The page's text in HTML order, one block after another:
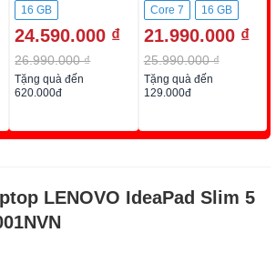
16 GB
512GB SSD
24.590.000 ₫
26.990.000 ₫
Tặng quà đến
620.000đ
Core 7
16 GB
512GB SSD
21.990.000 ₫
25.990.000 ₫
Tặng quà đến
129.000đ
LENOVO IdeaPad Slim 5